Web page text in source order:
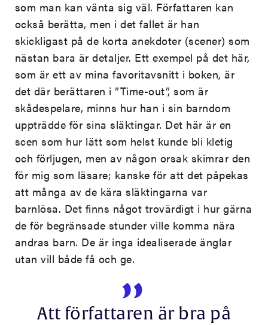
som man kan vänta sig väl. Författaren kan
också berätta, men i det fallet är han
skickligast på de korta anekdoter (scener) som
nästan bara är detaljer. Ett exempel på det här,
som är ett av mina favoritavsnitt i boken, är
det där berättaren i ”Time-out”, som är
skådespelare, minns hur han i sin barndom
uppträdde för sina släktingar. Det här är en
scen som hur lätt som helst kunde bli kletig
och förljugen, men av någon orsak skimrar den
för mig som läsare; kanske för att det påpekas
att många av de kära släktingarna var
barnlösa. Det finns något trovärdigt i hur gärna
de för begränsade stunder ville komma nära
andras barn. De är inga idealiserade änglar
utan vill både få och ge.
Att författaren är bra på